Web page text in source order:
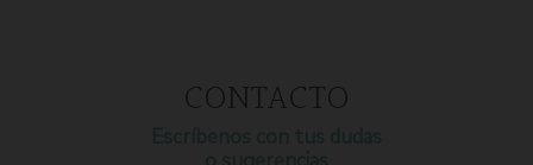
CONTACTO